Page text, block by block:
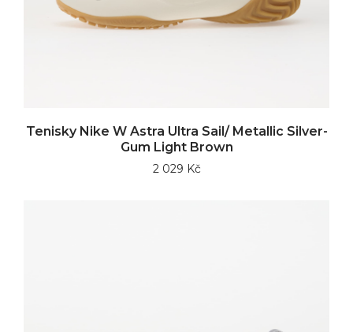
Tenisky Nike W Astra Ultra Sail/ Metallic Silver-
Gum Light Brown
2 029 Kč